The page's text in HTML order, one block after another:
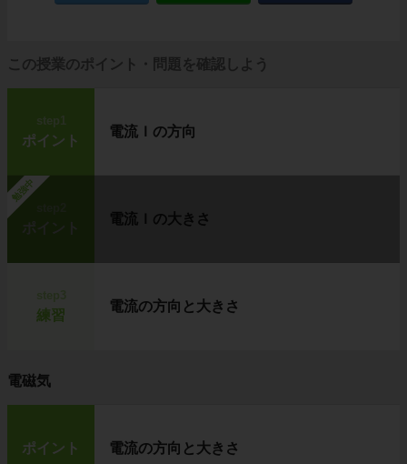
この授業のポイント・問題を確認しよう
step1
ポイント
電流Ｉの方向
勉強中
ポイント
電流Ｉの大きさ
練習
電流の方向と大きさ
電磁気
ポイント 電流の方向と大きさ